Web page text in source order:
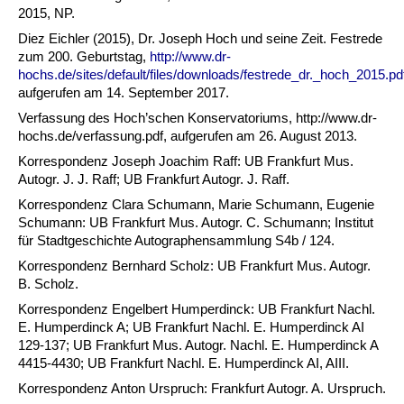
2015, NP.
Diez Eichler (2015), Dr. Joseph Hoch und seine Zeit. Festrede
zum 200. Geburtstag, http://www.dr-
hochs.de/sites/default/files/downloads/
aufgerufen am 14. September 2017.
Verfassung des Hoch’schen Konservatoriums, http://www.dr-
hochs.de/verfassung.pdf, aufgerufen am 26. August 2013.
Korrespondenz Joseph Joachim Raff: UB Frankfurt Mus.
Autogr. J. J. Raff; UB Frankfurt Autogr. J. Raff.
Korrespondenz Clara Schumann, Marie Schumann, Eugenie
Schumann: UB Frankfurt Mus. Autogr. C. Schumann; Institut
für Stadtgeschichte Autographensammlung S4b / 124.
Korrespondenz Bernhard Scholz: UB Frankfurt Mus. Autogr.
B. Scholz.
Korrespondenz Engelbert Humperdinck: UB Frankfurt Nachl.
E. Humperdinck A; UB Frankfurt Nachl. E. Humperdinck AI
129-137; UB Frankfurt Mus. Autogr. Nachl. E. Humperdinck A
4415-4430; UB Frankfurt Nachl. E. Humperdinck AI, AIII.
Korrespondenz Anton Urspruch: Frankfurt Autogr. A. Urspruch.